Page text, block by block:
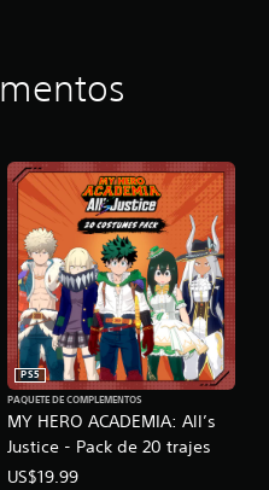
MY HERO ACADEMIA: All’s
Justice - Pack de 20 trajes
PS5
PAQUETE DE COMPLEMENTOS
US$19.99